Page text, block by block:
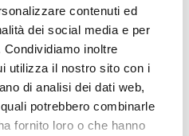
contenuti ed
dei social media e per
inoltre
utilizza il nostro sito con i
di analisi dei dati web,
potrebbero combinarle
fornito loro o che hanno